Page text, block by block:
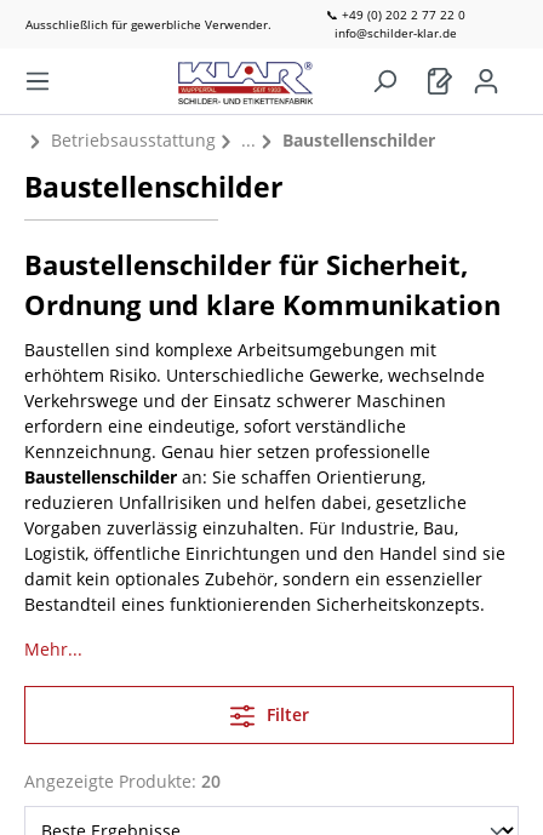
Ausschließlich für gewerbliche Verwender.
📞 +49 (0) 202 2 77 22 0
info@schilder-klar.de
Betriebsausstattung Baustellenschilder
Baustellenschilder
Baustellenschilder für Sicherheit,
Ordnung und klare Kommunikation
Baustellen sind komplexe Arbeitsumgebungen mit
erhöhtem Risiko. Unterschiedliche Gewerke, wechselnde
Verkehrswege und der Einsatz schwerer Maschinen
erfordern eine eindeutige, sofort verständliche
Kennzeichnung. Genau hier setzen professionelle
Baustellenschilder an: Sie schaffen Orientierung,
reduzieren Unfallrisiken und helfen dabei, gesetzliche
Vorgaben zuverlässig einzuhalten. Für Industrie, Bau,
Logistik, öffentliche Einrichtungen und den Handel sind sie
damit kein optionales Zubehör, sondern ein essenzieller
Bestandteil eines funktionierenden Sicherheitskonzepts.
Mehr...
Filter
Angezeigte Produkte: 20